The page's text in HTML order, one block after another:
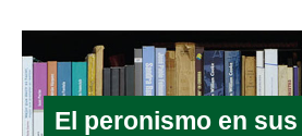
El peronismo en